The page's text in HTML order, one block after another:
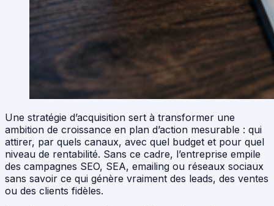
Une stratégie d’acquisition sert à transformer une
ambition de croissance en plan d’action mesurable : qui
attirer, par quels canaux, avec quel budget et pour quel
niveau de rentabilité. Sans ce cadre, l’entreprise empile
des campagnes SEO, SEA, emailing ou réseaux sociaux
sans savoir ce qui génère vraiment des leads, des ventes
ou des clients fidèles.